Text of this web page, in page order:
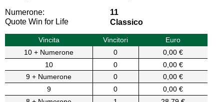
Numerone:
11
Quote Win for Life
Classico
Vincita Vincitori
Euro
10 + Numerone
0
0,00 €
10
0
0,00 €
9 + Numerone
0
0,00 €
9
0
0,00 €